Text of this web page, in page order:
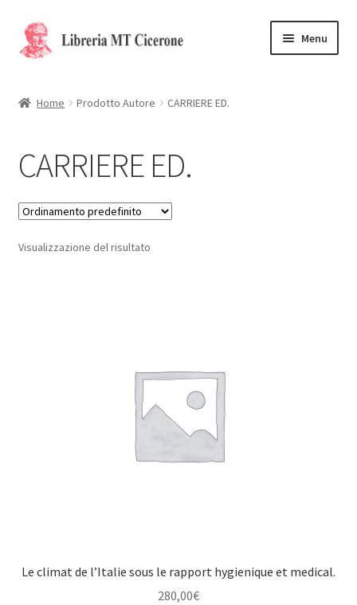
Vai
alla
Vai
al
Menu
La Storia
Contattaci
Cassa
Home Prodotto Autore CARRIERE ED.
CARRIERE ED.
Visualizzazione del risultato
Le climat de l’Italie sous le rapport hygienique et medical.
280,00€